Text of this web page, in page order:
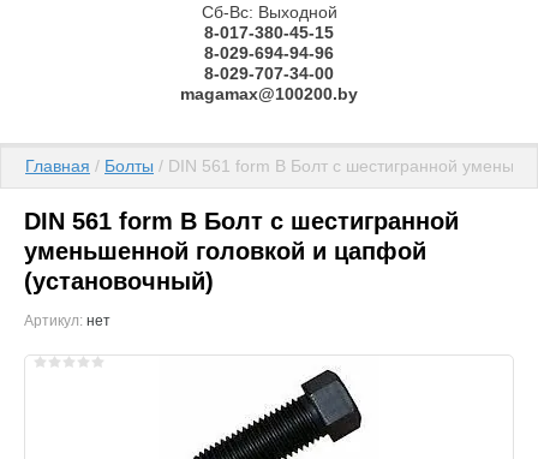
8-017-380-45-15
8-029-694-94-96
8-029-707-34-00
magamax@100200.by
Сб-Вс: Выходной
Главная / Болты / DIN 561 form B Болт с шестигранной
DIN 561 form B Болт с шестигранной
уменьшенной головкой и цапфой
(установочный)
Артикул: нет